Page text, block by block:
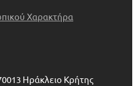
Χαρακτήρα
Ηράκλειο Κρήτης